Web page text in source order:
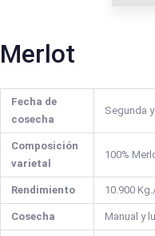
Merlot
Fecha de
cosecha
Segunda
Composición
varietal
100%
Rendimiento 10.900
Cosecha Manual y